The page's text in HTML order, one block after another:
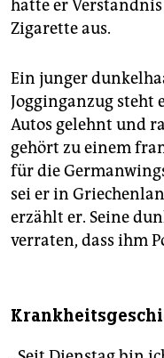
hätte er
Zigarette aus.
Ein junger
Jogginganzug steht
Autos gelehnt und
gehört zu einem
für die
sei er in
erzählt er. Seine
verraten, dass ihm